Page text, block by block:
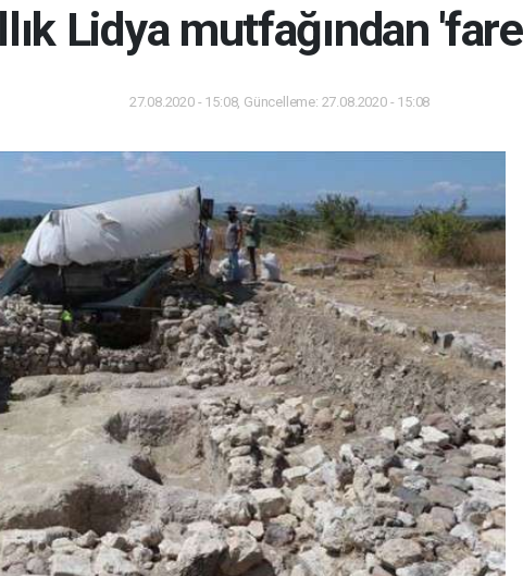
Lidya mutfağından 'fare
27.08.2020 - 15:08, Güncelleme: 27.08.2020 - 15:08